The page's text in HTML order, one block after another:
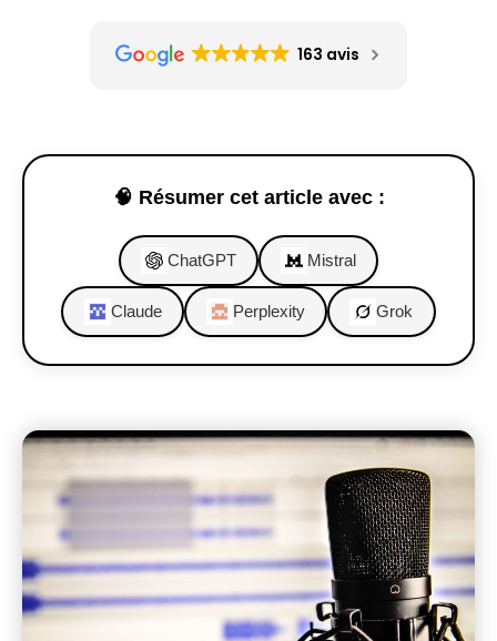
163 avis
🧠 Résumer cet article avec :
ChatGPT Mistral
Claude Perplexity Grok